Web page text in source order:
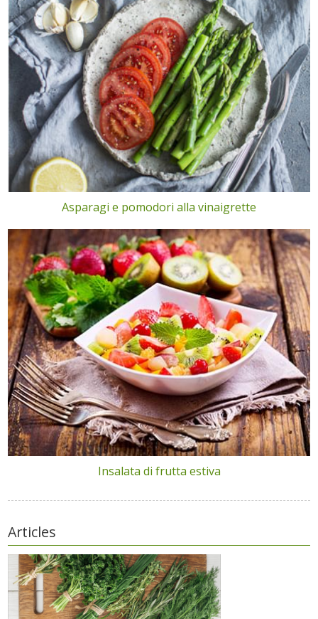
Asparagi e pomodori alla vinaigrette
Insalata di frutta estiva
Articles